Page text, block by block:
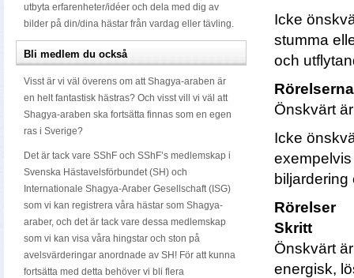
utbyta erfarenheter/idéer och dela med dig av
bilder på din/dina hästar från vardag eller tävling.
Bli medlem du också
Visst är vi väl överens om att Shagya-araben är
en helt fantastisk hästras? Och visst vill vi väl att
Shagya-araben ska fortsätta finnas som en egen
ras i Sverige?
Det är tack vare SShF och SShF’s medlemskap i
Svenska Hästavelsförbundet (SH) och
Internationale Shagya-Araber Gesellschaft (ISG)
som vi kan registrera våra hästar som Shagya-
araber, och det är tack vare dessa medlemskap
som vi kan visa våra hingstar och ston på
avelsvärderingar anordnade av SH! För att kunna
fortsätta med detta behöver vi bli flera
Icke
stumma
och
Önskvärt
Icke
Rörelser
Skritt
Önskvärt
energisk,